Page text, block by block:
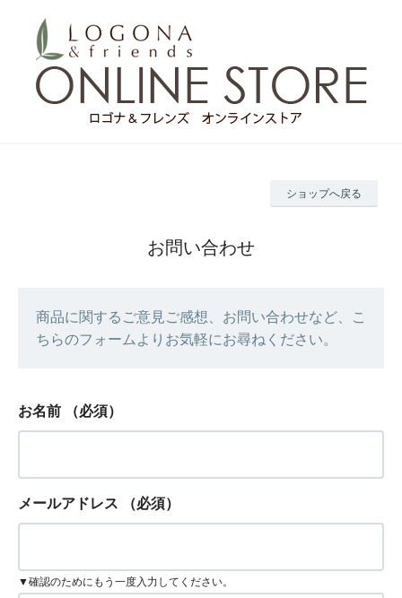
ショップへ戻る
お問い合わせ
商品に関するご意見ご感想、お問い合わせなど、こ
ちらのフォームよりお気軽にお尋ねください。
お名前 （必須）
メールアドレス （必須）
▼確認のためにもう一度入力してください。